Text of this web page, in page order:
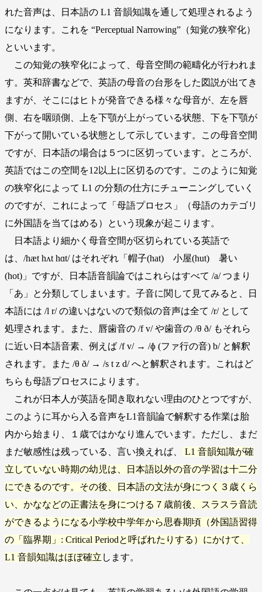
れた音声は、日本語の L1 音韻知識を通して処理されるよう
になります。これを “Perceptual Narrowing”（知覚の狭窄化）
といいます。
この知覚の狭窄化によって、母音空間の範疇化が行われま
す。英和辞書などで、英語の母音の台形をした図説が出てき
ますが、そこにはヒトが発音できる様々な母音が、左を唇
側、右を咽頭側、上を下顎が上がっている状態、下を下顎が
下がって開いている状態として示しています。この母音空間
ですが、日本語の場合は５つに区切っています。ところが、
英語ではこの空間を12以上に区切るのです。このように知覚
の狭窄化によって L1 の分類の仕方にチューニングしていく
のですが、これによって「母語プロセス」（母語のカテゴリ
に外国語を当てはめる）という現象が起こります。
日本語より細かく母音空間が区切られている英語で
は、/hæt hʌt hɑt/ はそれぞれ「帽子(hat) 小屋(hut) 暑い
(hot)」ですが、日本語音韻論ではこれらはすべて /a/ つまり
「あ」と分類してしまいます。子音に関して見てみると、日
本語には /l r/ の違いはないので類似の音声は全て /r/ として
処理されます。また、唇歯音の /f v/ や歯音の /θ ð/ もそれら
に近い日本語音素、例えば /f v/ → /ɸ (ファ行の音) b/ と解釈
されます。また /θ ð/ → /s t z d/ へと解釈されます。これはど
ちらも母語プロセスによります。
これが日本人が英語を聞き取れない理由のひとつですが、
このように耳から入る音声をL1音韻論で解釈する作業は胎
内から始まり、１歳ではかなり進んでいます。ただし、まだ
まだ敏感性は残っている、言い換えれば、
L1 音韻知識が確
立していない時期の幼児は、日本語以外の音の学習は十二分
にできるのです。その後、日本語の文法が身につく３歳くら
い、かななどの正書法を身につける７歳前後、スラスラ音読
ができるようになる小学校中学年から思春期頃（外国語習得
の「臨界期」: Critical Periodと呼ばれたりする）にかけて、
L1 音韻知識はほぼ確立 します。